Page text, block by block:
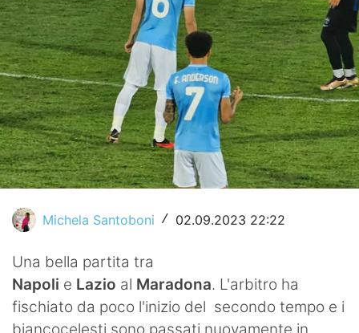
Settore Giovanile
Lazio Women
Calciomercato
Video
Michela Santoboni / 02.09.2023 22:22
Una bella partita tra
Napoli e Lazio al Maradona. L'arbitro ha
fischiato da poco l'inizio del secondo tempo e i
biancocelesti sono passati nuovamente in